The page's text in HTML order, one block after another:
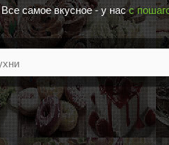
Все самое вкусное - у насс